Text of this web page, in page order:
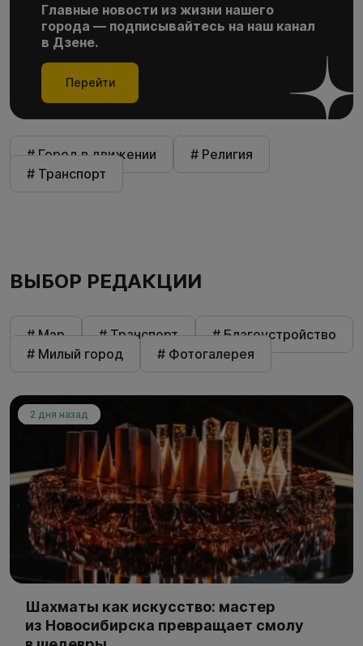
Главные новости из жизни нашего
города — подписывайтесь на наш канал
в Дзене.
Перейти
# Город в движении
# Религия
# Транспорт
ВЫБОР РЕДАКЦИИ
# Мэр # Транспорт
# Благоустройство
# Милый город
# Фотогалерея
2 дня назад
Шахматы как искусство: мастер
из Новосибирска превращает смолу